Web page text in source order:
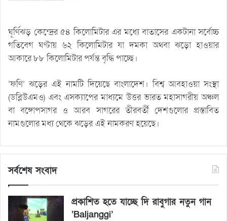
ঘূর্ণিঝড় কেন্দ্রের ৫৪ কিলোমিটার এর মধ্যে বাতাসের একটানা সর্বোচ্চ
গতিবেগ ঘণ্টায় ৬২ কিলোমিটার যা দমকা অথবা ঝড়ো হাওয়ার
আকারে ৮৮ কিলোমিটার পর্যন্ত বৃদ্ধি পাচ্ছে।
‘ফণি’ ঝড়ের এই নামটি দিয়েছে বাংলাদেশ। বিশ্ব আবহাওয়া সংস্থা
(ডব্লিউএমও) এবং এসক্যাপের মাধ্যমে উত্তর ভারত মহাসাগরীয় অঞ্চল
বা বঙ্গোপসাগর ও আরব সাগরের তীরবর্তী দেশগুলোর প্রস্তাবিত
নামগুলোর মধ্য থেকে ঝড়ের এই নামকরণ হয়েছে।
সর্বশেষ সংবাদ
প্রকাশিত হতে যাচ্ছে দি রাবুগার নতুন গান
‘Baljanggi’